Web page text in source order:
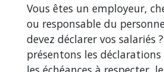
Vous êtes un employeur,
ou responsable du
devez déclarer vos salariés
présentons les